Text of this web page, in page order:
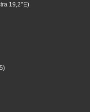
19,2°E)